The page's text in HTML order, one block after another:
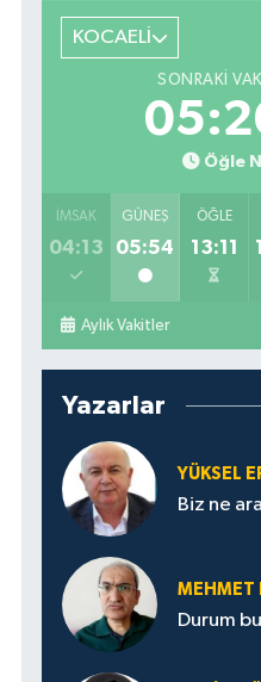
KOCAELİ
SONRAKI
Öğle
İMSAK
04:13
GÜNEŞ
05:54
ÖĞLE
13:11
Aylık Vakitler
Yazarlar
YÜKSEL
Biz ne
MEHMET
Durum